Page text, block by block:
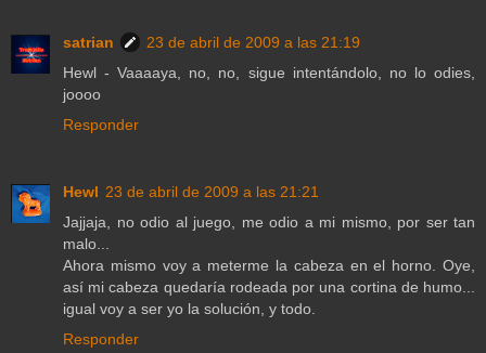
satrian
23 de abril de 2009 a las 21:19
Hewl - Vaaaaya, no, no, sigue intentándolo, no lo odies,
joooo
Responder
Hewl 23 de abril de 2009 a las 21:21
Jajjaja, no odio al juego, me odio a mi mismo, por ser tan
malo...
Ahora mismo voy a meterme la cabeza en el horno. Oye,
así mi cabeza quedaría rodeada por una cortina de humo...
igual voy a ser yo la solución, y todo.
Responder